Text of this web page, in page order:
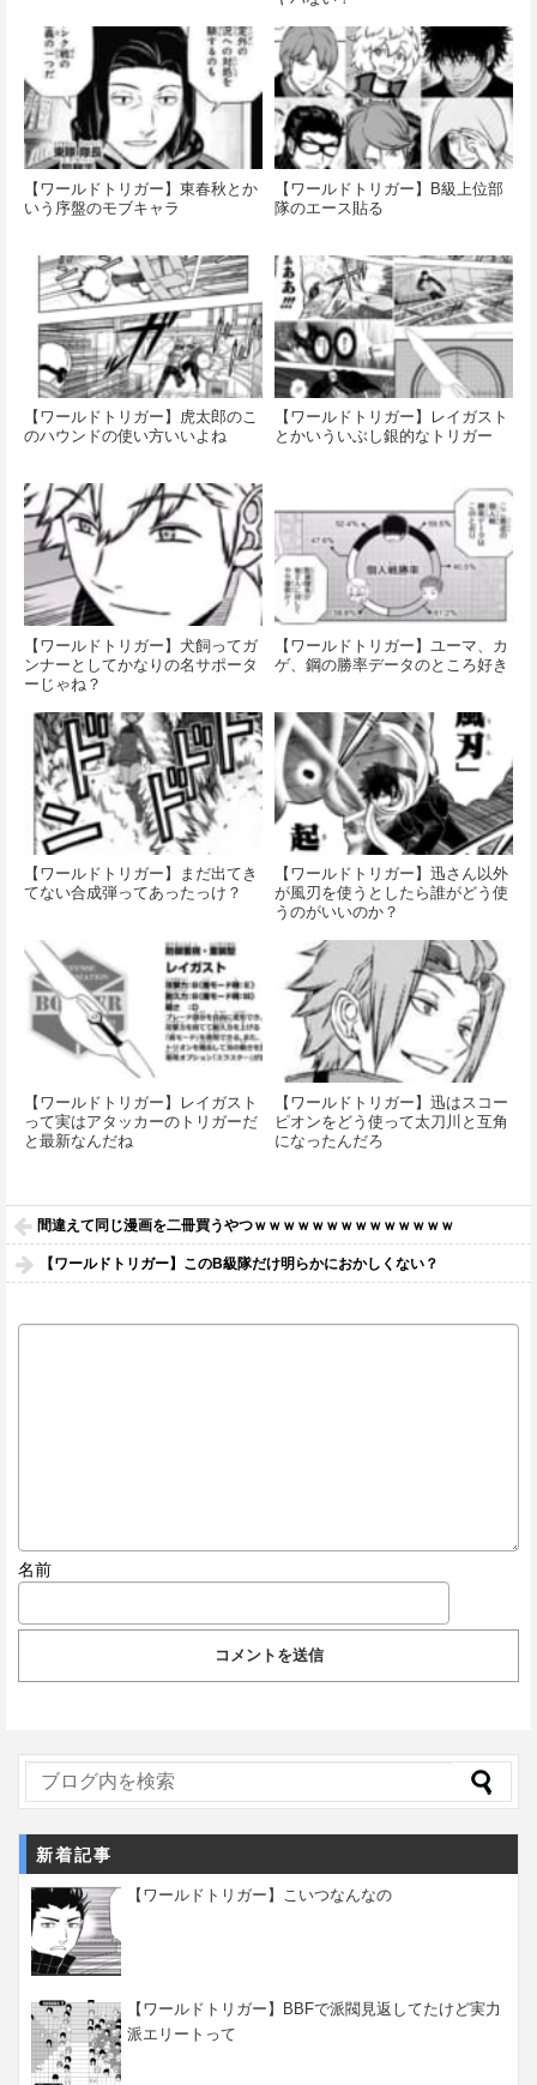
【ワールドトリガー】東春秋とか
いう序盤のモブキャラ
【ワールドトリガー】B級上位部
隊のエース貼る
【ワールドトリガー】虎太郎のこ
のハウンドの使い方いいよね
【ワールドトリガー】レイガスト
とかいういぶし銀的なトリガー
【ワールドトリガー】犬飼ってガ
ンナーとしてかなりの名サポータ
ーじゃね？
【ワールドトリガー】ユーマ、カ
ゲ、鋼の勝率データのところ好き
【ワールドトリガー】まだ出てき
てない合成弾ってあったっけ？
【ワールドトリガー】迅さん以外
が風刃を使うとしたら誰がどう使
うのがいいのか？
【ワールドトリガー】レイガスト
って実はアタッカーのトリガーだ
と最新なんだね
【ワールドトリガー】迅はスコー
ピオンをどう使って太刀川と互角
になったんだろ
間違えて同じ漫画を二冊買うやつｗｗｗｗｗｗｗｗｗｗｗｗｗｗ
【ワールドトリガー】このB級隊だけ明らかにおかしくない？
名前
新着記事
【ワールドトリガー】こいつなんなの
【ワールドトリガー】BBFで派閥見返してたけど実力
派エリートって